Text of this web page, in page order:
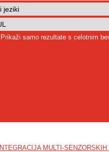
Prikaži samo rezultate s celotnim
INTEGRACIJA MULTI-